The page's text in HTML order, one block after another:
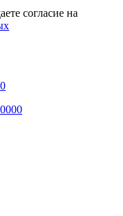
согласие на